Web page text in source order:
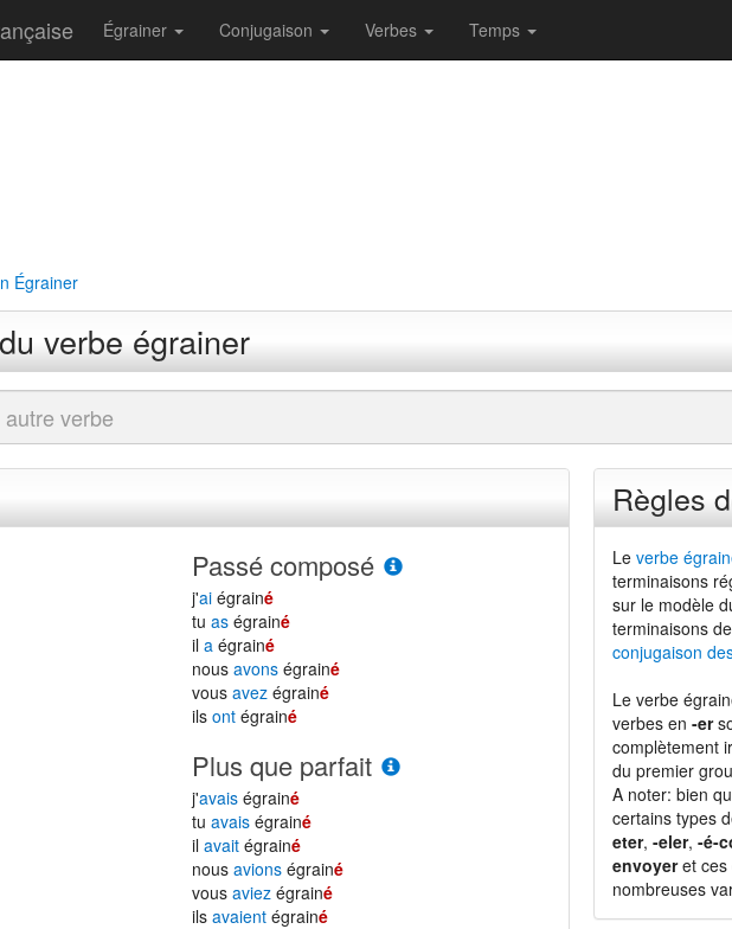
Égrainer Conjugaison Verbes Temps
Égrainer
verbe égrainer
Passé composé
j'ai égrainé
tuas égrainé
ila égrainé
nousavons égrainé
vousavez égrainé
ilsont égrainé
Plus que parfait
j'avais égrainé
tuavais égrainé
ilavait égrainé
nousavions égrainé
vousaviez égrainé
ilsavaient égrainé
Règles
Le verbe
terminaisons
sur le modèle
terminaisons
conjugaison
Le verbe
verbes en -er
complètement
du premier
A noter: bien
certains types
eter, -eler, -é-
envoyeret ces
nombreuses